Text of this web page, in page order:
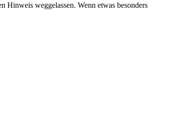
Hinweis weggelassen. Wenn etwas besonders